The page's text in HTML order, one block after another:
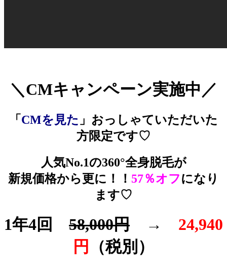
＼CMキャンペーン実施中／
「 CMを見た 」おっしゃていただいた
方限定です♡
人気No.1の360°全身脱毛が
新規価格から更に！！ 57％オフになり
ます♡
1年4回 58,000円 →
24,940
円
（税別）